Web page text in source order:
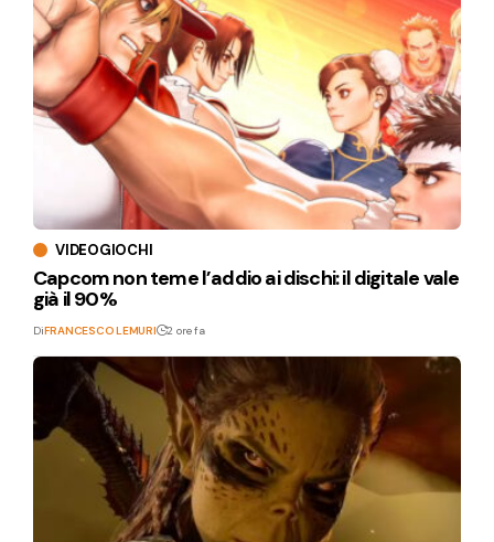
VIDEOGIOCHI
Capcom non teme l’addio ai dischi: il digitale vale
già il 90%
DiFRANCESCO LEMURI 2 ore fa